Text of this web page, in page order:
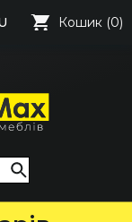
Кошик (0)